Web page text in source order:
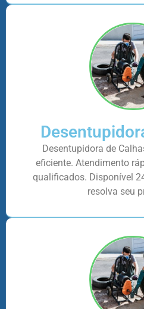
Desentupidora de
eficiente. Atendimento
qualificados. Disponível
resolva seu